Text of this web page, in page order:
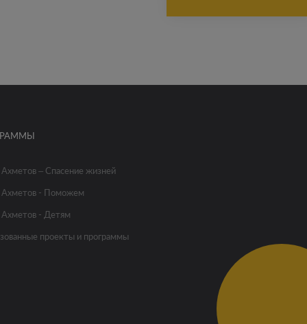
– Спасение жизней
Ахметов - Поможем
Ахметов - Детям
проекты и программы